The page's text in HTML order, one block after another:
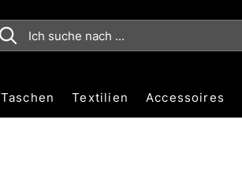
Taschen Textilien Accessoires